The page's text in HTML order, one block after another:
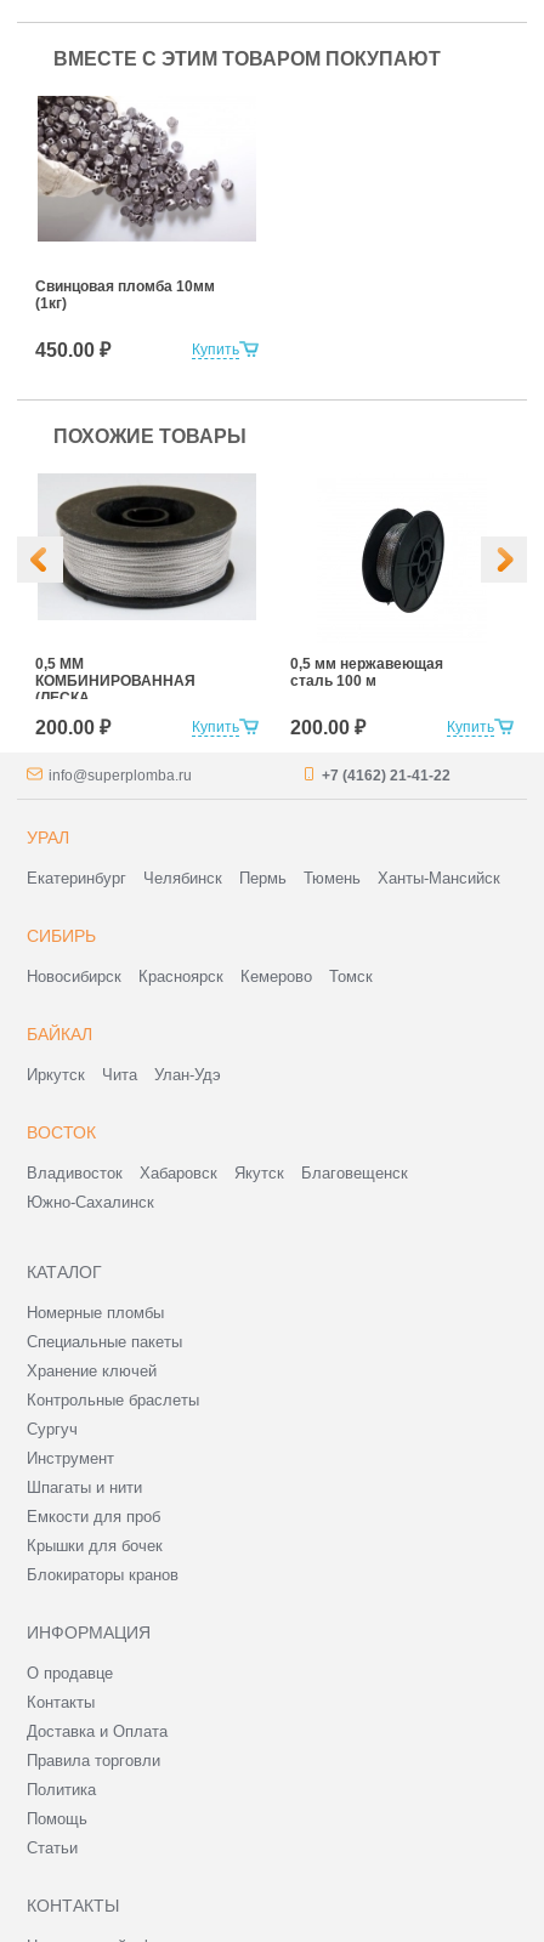
ВМЕСТЕ С ЭТИМ ТОВАРОМ ПОКУПАЮТ
Купить
Свинцовая пломба 10мм
(1кг)
450.00 ₽
ПОХОЖИЕ ТОВАРЫ
Купить
0,5 ММ
КОМБИНИРОВАННАЯ
(ЛЕСКА
+НЕРЖАВЕЮЩАЯ
СТАЛЬ) 100 м
200.00 ₽ Купить
0,5 мм нержавеющая
сталь 100 м
200.00 ₽
info@superplomba.ru +7 (4162) 21-41-22
УРАЛ
Екатеринбург Челябинск Пермь Тюмень Ханты-Мансийск
СИБИРЬ
Новосибирск Красноярск Кемерово Томск
БАЙКАЛ
Иркутск Чита Улан-Удэ
ВОСТОК
Владивосток Хабаровск Якутск
Благовещенск
Южно-Сахалинск
КАТАЛОГ
Номерные пломбы
Специальные пакеты
Хранение ключей
Контрольные браслеты
Сургуч
Инструмент
Шпагаты и нити
Емкости для проб
Крышки для бочек
Блокираторы кранов
ИНФОРМАЦИЯ
О продавце
Контакты
Доставка и Оплата
Правила торговли
Политика
Помощь
Статьи
КОНТАКТЫ